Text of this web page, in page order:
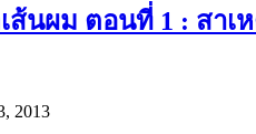
ส้นผม ตอนที่ 1 : สาเ
2013